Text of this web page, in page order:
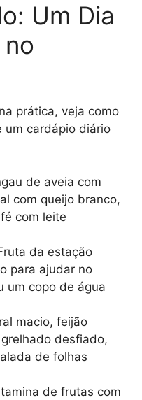
Um Dia
prática, veja como
um cardápio diário
de aveia com
com queijo branco,
com leite
da estação
para ajudar no
um copo de água
macio, feijão
desfiado,
de folhas
de frutas com